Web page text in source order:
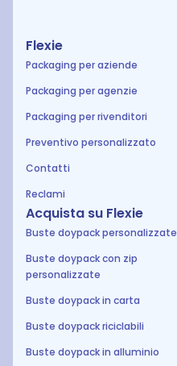
Flexie
Packaging per aziende
Packaging per agenzie
Packaging per rivenditori
Preventivo personalizzato
Contatti
Reclami
Acquista su Flexie
Buste doypack personalizzate
Buste doypack con zip
personalizzate
Buste doypack in carta
Buste doypack riciclabili
Buste doypack in alluminio